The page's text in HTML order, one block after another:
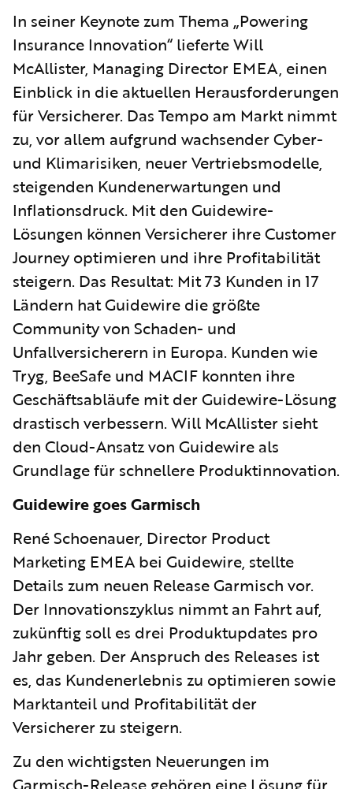
In seiner Keynote zum Thema „Powering
Insurance Innovation“ lieferte Will
McAllister, Managing Director EMEA, einen
Einblick in die aktuellen Herausforderungen
für Versicherer. Das Tempo am Markt nimmt
zu, vor allem aufgrund wachsender Cyber-
und Klimarisiken, neuer Vertriebsmodelle,
steigenden Kundenerwartungen und
Inflationsdruck. Mit den Guidewire-
Lösungen können Versicherer ihre Customer
Journey optimieren und ihre Profitabilität
steigern. Das Resultat: Mit 73 Kunden in 17
Ländern hat Guidewire die größte
Community von Schaden- und
Unfallversicherern in Europa. Kunden wie
Tryg, BeeSafe und MACIF konnten ihre
Geschäftsabläufe mit der Guidewire-Lösung
drastisch verbessern. Will McAllister sieht
den Cloud-Ansatz von Guidewire als
Grundlage für schnellere Produktinnovation.
Guidewire goes Garmisch
René Schoenauer, Director Product
Marketing EMEA bei Guidewire, stellte
Details zum neuen Release Garmisch vor.
Der Innovationszyklus nimmt an Fahrt auf,
zukünftig soll es drei Produktupdates pro
Jahr geben. Der Anspruch des Releases ist
es, das Kundenerlebnis zu optimieren sowie
Marktanteil und Profitabilität der
Versicherer zu steigern.
Zu den wichtigsten Neuerungen im